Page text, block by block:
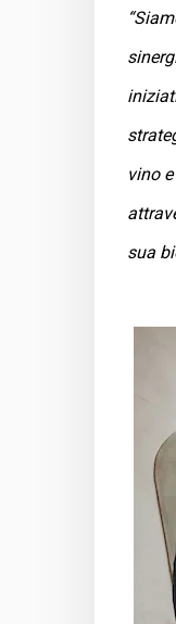
vino
sua